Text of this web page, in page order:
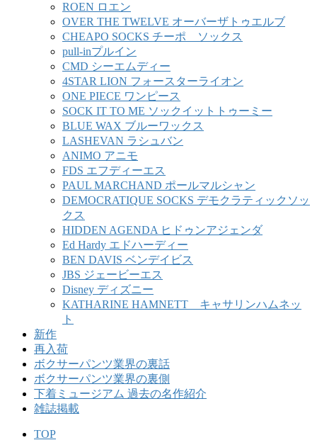
ROEN ロエン
OVER THE TWELVE オーバーザトゥエルブ
CHEAPO SOCKS チーポ ソックス
pull-inプルイン
CMD シーエムディー
4STAR LION フォースターライオン
ONE PIECE ワンピース
SOCK IT TO ME ソックイットトゥーミー
BLUE WAX ブルーワックス
LASHEVAN ラシュバン
ANIMO アニモ
FDS エフディーエス
PAUL MARCHAND ポールマルシャン
DEMOCRATIQUE SOCKS デモクラティックソッ
クス
HIDDEN AGENDA ヒドゥンアジェンダ
Ed Hardy エドハーディー
BEN DAVIS ベンデイビス
JBS ジェービーエス
Disney ディズニー
KATHARINE HAMNETT キャサリンハムネッ
ト
新作
再入荷
ボクサーパンツ業界の裏話
ボクサーパンツ業界の裏側
下着ミュージアム 過去の名作紹介
雑誌掲載
TOP